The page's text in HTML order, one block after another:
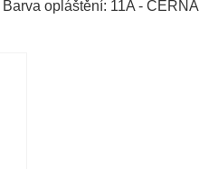
opláštění: 11A - ČERNÁ